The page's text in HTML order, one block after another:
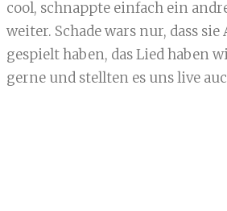
cool, schnappte einfach ein
weiter. Schade wars nur, dass
gespielt haben, das Lied haben
gerne und stellten es uns live